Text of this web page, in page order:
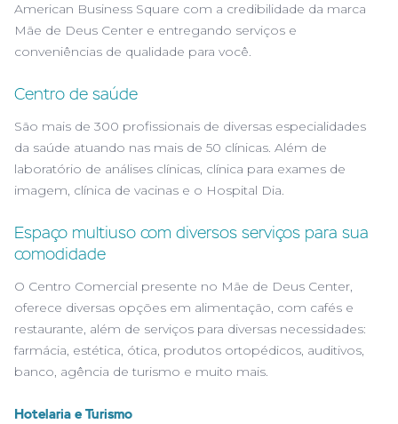
American Business Square com a credibilidade da marca
Mãe de Deus Center e entregando serviços e
conveniências de qualidade para você.
Centro de saúde
São mais de 300 profissionais de diversas especialidades
da saúde atuando nas mais de 50 clínicas. Além de
laboratório de análises clínicas, clínica para exames de
imagem, clínica de vacinas e o Hospital Dia.
Espaço multiuso com diversos serviços para sua
comodidade
O Centro Comercial presente no Mãe de Deus Center,
oferece diversas opções em alimentação, com cafés e
restaurante, além de serviços para diversas necessidades:
farmácia, estética, ótica, produtos ortopédicos, auditivos,
banco, agência de turismo e muito mais.
Hotelaria e Turismo